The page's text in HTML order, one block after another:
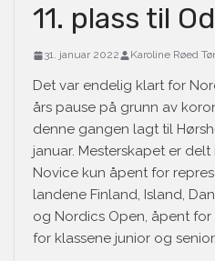
11. plass til
31. januar 2022 Karoline Røed
Det var endelig klart for
års pause på grunn av
denne gangen lagt til
januar. Mesterskapet er
Novice kun åpent for
landene Finland, Island,
og Nordics Open, åpent
for klassene junior og senior.